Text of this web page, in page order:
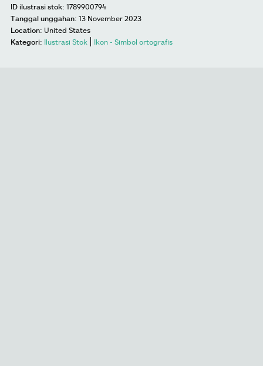
ID ilustrasi stok: 1789900794
Tanggal unggahan: 13 November 2023
Location: United States
Kategori: Ilustrasi Stok Ikon - Simbol ortografis